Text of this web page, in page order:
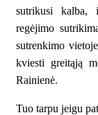
sutrikusi kalba,
regėjimo
sutrenkimo
kviesti greitąją
Rainienė.
Tuo tarpu jeigu